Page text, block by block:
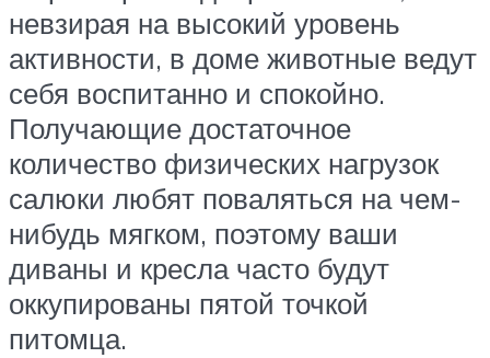
невзирая на высокий уровень
активности, в доме животные ведут
себя воспитанно и спокойно.
Получающие достаточное
количество физических нагрузок
салюки любят поваляться на чем-
нибудь мягком, поэтому ваши
диваны и кресла часто будут
оккупированы пятой точкой
питомца.